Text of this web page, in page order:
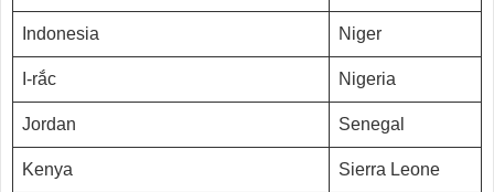
Indonesia Niger
I-rắc Nigeria
Jordan Senegal
Kenya Sierra Leone